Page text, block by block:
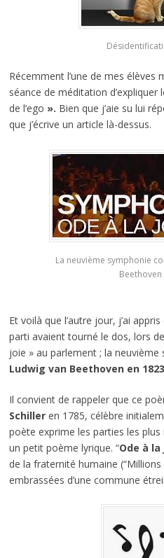
Récemment l’une de mes élèves
séance de méditation
de l’ego ». Bien que j’aie su lui
que j’écrive un article là-dessus.
La neuvième symphonie
Beethoven
Et voilà que l’autre jour, j’ai
parti avaient tourné le dos, lors
joie » au parlement ; la
Ludwig van Beethoven en
Il convient de rappeler que ce
Schiller en 1785, célèbre
poète exprime les parties les
un petit poème lyrique. “Ode à la
de la fraternité humaine (“Millions
embrassées d’une commune